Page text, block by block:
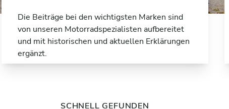
Die Beiträge bei den wichtigsten Marken sind
von unseren Motorradspezialisten aufbereitet
und mit historischen und aktuellen Erklärungen
ergänzt.
SCHNELL GEFUNDEN